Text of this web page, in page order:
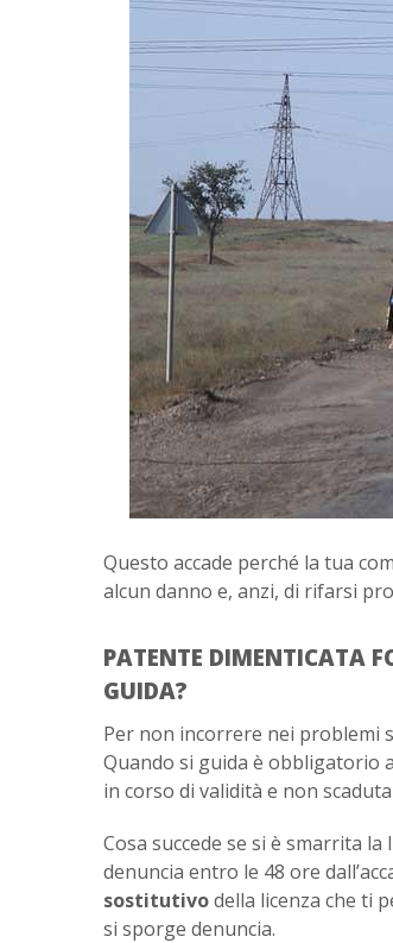
Questo accade perché la tua
alcun danno e, anzi, di rifarsi
PATENTE DIMENTICATA
GUIDA?
Per non incorrere nei problemi
Quando si guida è obbligatorio
in corso di validità e non
Cosa succede se si è smarrita
denuncia entro le 48 ore
sostitutivodella licenza che ti
si sporge denuncia.